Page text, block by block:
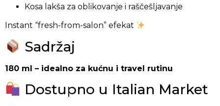
Kosa lakša za oblikovanje i raščešljavanje
Instant “fresh-from-salon” efekat
Sadržaj
180 ml – idealno za kućnu i travel rutinu
Dostupno u Italian Market